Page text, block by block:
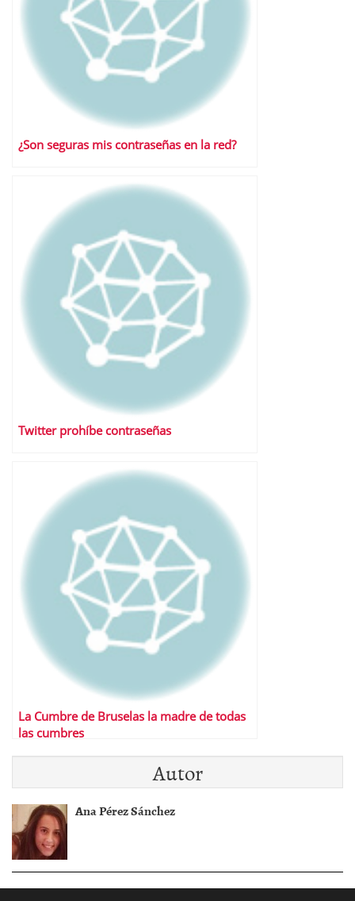
¿Son seguras mis contraseñas en la red?
Twitter prohíbe contraseñas
La Cumbre de Bruselas la madre de todas
las cumbres
Autor
Ana Pérez Sánchez